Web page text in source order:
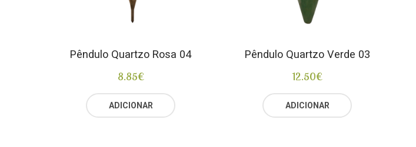
Pêndulo Quartzo Rosa 04
8.85€
ADICIONAR
Pêndulo Quartzo Verde 03
12.50€
ADICIONAR